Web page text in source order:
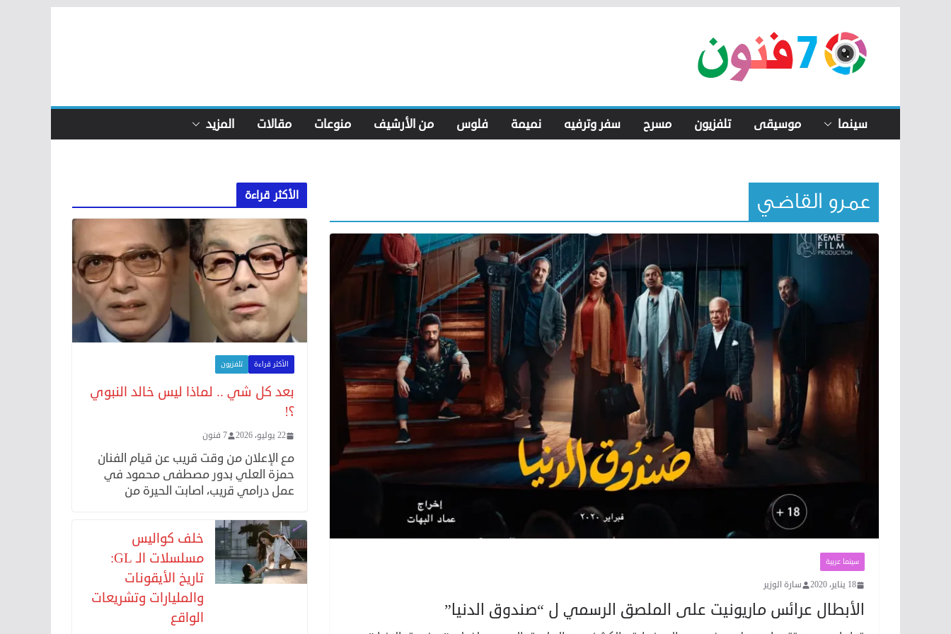
content
سينما موسيقى تلفزيون مسرح سفر وترفيه نميمة فلوس من الأرشيف منوعات مقالات المزيد
عمرو القاضي
سينما عربية
18 يناير، 2020 سارة الوزير
الأبطال عرائس ماريونيت على الملصق الرسمي ل “صندوق الدنيا”
الأكثر قراءة
الأكثر قراءة تلفزيون
بعد كل شي .. لماذا ليس خالد النبوي
؟!
22 يوليو، 2026 7 فنون
مع الإعلان من وقت قريب عن قيام الفنان
حمزة العلي بدور مصطفى محمود في
عمل درامي قريب، اصابت الحيرة من
خلف كواليس
مسلسلات الـ GL:
تاريخ الأيقونات
والمليارات وتشريعات
الواقع